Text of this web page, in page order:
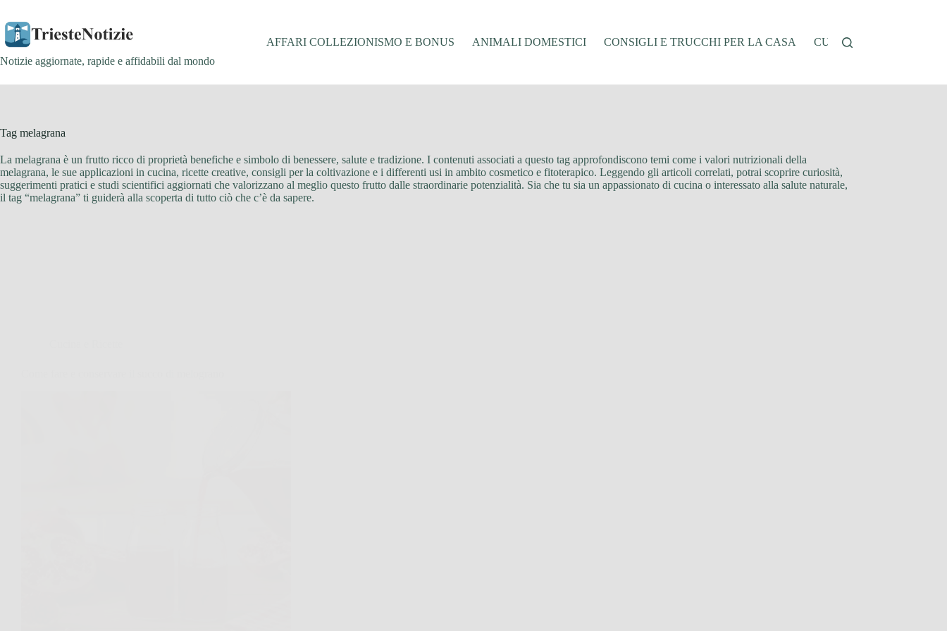
contenuto
Notizie aggiornate, rapide e affidabili dal mondo
AFFARI COLLEZIONISMO E BONUS ANIMALI DOMESTICI CONSIGLI E TRUCCHI PER LA CASA CUCINA E RICETTE
Tag melagrana
La melagrana è un frutto ricco di proprietà benefiche e simbolo di benessere, salute e tradizione. I contenuti associati a questo tag approfondiscono temi come i valori nutrizionali della
melagrana, le sue applicazioni in cucina, ricette creative, consigli per la coltivazione e i differenti usi in ambito cosmetico e fitoterapico. Leggendo gli articoli correlati, potrai scoprire curiosità,
suggerimenti pratici e studi scientifici aggiornati che valorizzano al meglio questo frutto dalle straordinarie potenzialità. Sia che tu sia un appassionato di cucina o interessato alla salute naturale,
il tag “melagrana” ti guiderà alla scoperta di tutto ciò che c’è da sapere.